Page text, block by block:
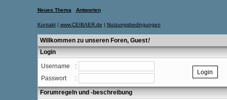
Neues Thema Antworten
Kontakt| www.CEIBAER.de | Nutzungsbedingungen
Willkommen zu unseren Foren, Guest!
Login
Username
:
Passwort
:
Forumregeln und -beschreibung